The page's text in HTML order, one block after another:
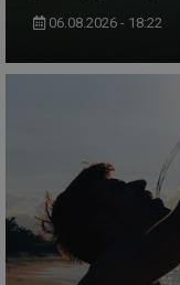
06.08.2026 - 18:22